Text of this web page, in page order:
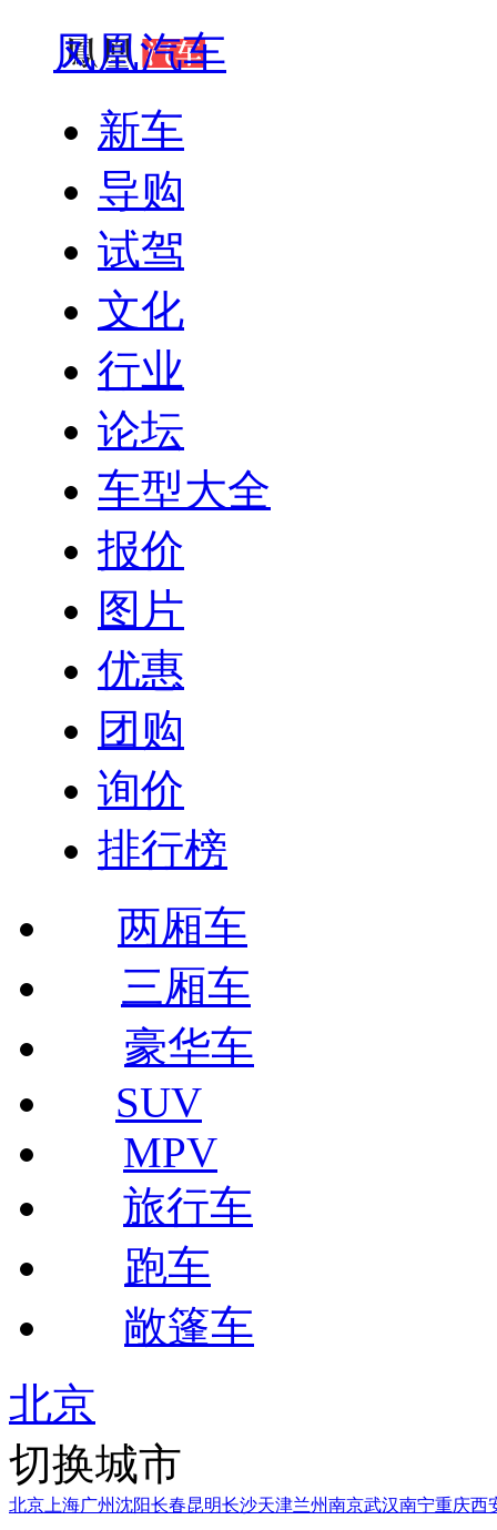
凤凰汽车
新车
导购
试驾
文化
行业
论坛
车型大全
报价
图片
优惠
团购
询价
排行榜
两厢车
三厢车
豪华车
SUV
MPV
旅行车
跑车
敞篷车
北京
切换城市
北京 上海广州沈阳长春昆明长沙天津兰州南京武汉南宁重庆西